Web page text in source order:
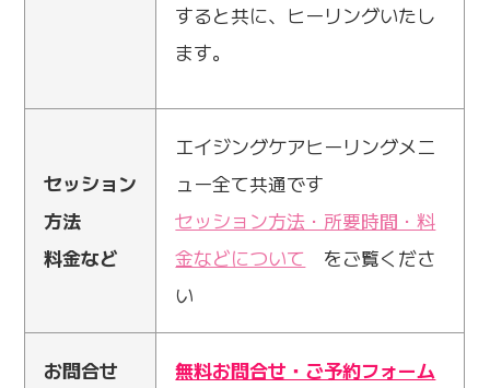
すると共に、ヒーリングいたし
ます。
セッション
方法
料金など
エイジングケアヒーリングメニ
ュー全て共通です
セッション方法・所要時間・料
金などについて をご覧くださ
い
お問合せ 無料お問合せ・ご予約フォーム